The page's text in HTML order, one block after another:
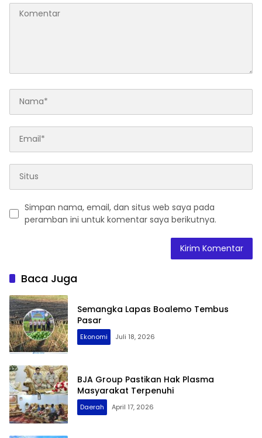
Simpan nama, email, dan situs web saya pada
peramban ini untuk komentar saya berikutnya.
Baca Juga
Semangka Lapas Boalemo Tembus
Pasar
Ekonomi Juli 18, 2026
BJA Group Pastikan Hak Plasma
Masyarakat Terpenuhi
Daerah April 17, 2026